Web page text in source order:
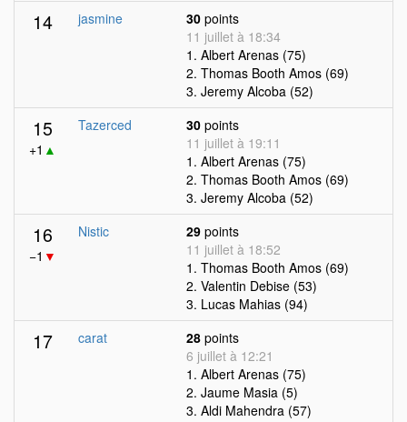
14 jasmine 30 points
11 juillet à 18:34
1. Albert Arenas (75)
2. Thomas Booth Amos (69)
3. Jeremy Alcoba (52)
15
+1 ▲
Tazerced 30 points
11 juillet à 19:11
1. Albert Arenas (75)
2. Thomas Booth Amos (69)
3. Jeremy Alcoba (52)
16
−1 ▼
Nistic 29 points
11 juillet à 18:52
1. Thomas Booth Amos (69)
2. Valentin Debise (53)
3. Lucas Mahias (94)
17 carat 28 points
6 juillet à 12:21
1. Albert Arenas (75)
2. Jaume Masia (5)
3. Aldi Mahendra (57)